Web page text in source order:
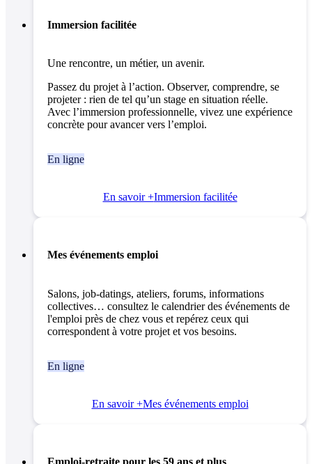
Immersion facilitée
Une rencontre, un métier, un avenir.
Passez du projet à l’action. Observer, comprendre, se
projeter : rien de tel qu’un stage en situation réelle.
Avec l’immersion professionnelle, vivez une expérience
concrète pour avancer vers l’emploi.
En ligne
En savoir +Immersion facilitée
Mes événements emploi
Salons, job-datings, ateliers, forums, informations
collectives… consultez le calendrier des événements de
l'emploi près de chez vous et repérez ceux qui
correspondent à votre projet et vos besoins.
En ligne
En savoir +Mes événements emploi
Emploi-retraite pour les 59 ans et plus